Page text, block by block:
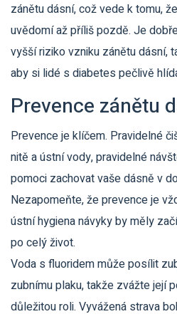
zánětu dásní, což vede k tomu,
uvědomí až příliš pozdě. Je
vyšší riziko vzniku zánětu dásní,
aby si lidé s diabetes pečlivě
Prevence zánětu
Prevence je klíčem. Pravidelné
nitě a ústní vody, pravidelné
pomoci zachovat vaše dásně v
Nezapomeňte, že prevence je
ústní hygiena návyky by měly
po celý život.
Voda s fluoridem může posílit
zubnímu plaku, takže zvážte její
důležitou roli. Vyvážená strava